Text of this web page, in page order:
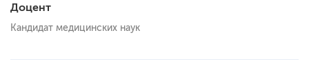
Доцент
Кандидат медицинских наук